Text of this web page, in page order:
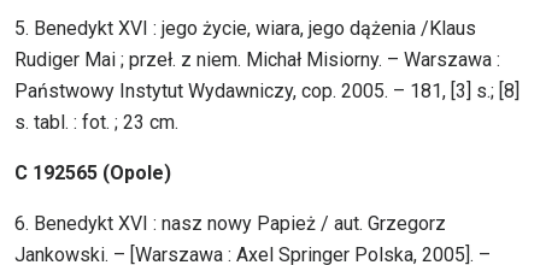
5. Benedykt XVI : jego życie, wiara, jego dążenia /Klaus
Rudiger Mai ; przeł. z niem. Michał Misiorny. – Warszawa :
Państwowy Instytut Wydawniczy, cop. 2005. – 181, [3] s.; [8]
s. tabl. : fot. ; 23 cm.
C 192565 (Opole)
6. Benedykt XVI : nasz nowy Papież / aut. Grzegorz
Jankowski. – [Warszawa : Axel Springer Polska, 2005]. –